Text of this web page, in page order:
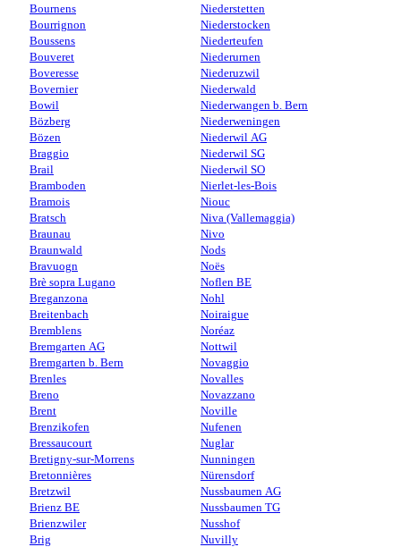
Bournens
Bourrignon
Boussens
Bouveret
Boveresse
Bovernier
Bowil
Bözberg
Bözen
Braggio
Brail
Bramboden
Bramois
Bratsch
Braunau
Braunwald
Bravuogn
Brè sopra Lugano
Breganzona
Breitenbach
Bremblens
Bremgarten AG
Bremgarten b. Bern
Brenles
Breno
Brent
Brenzikofen
Bressaucourt
Bretigny-sur-Morrens
Bretonnières
Bretzwil
Brienz BE
Brienzwiler
Brig
Niederstetten
Niederstocken
Niederteufen
Niederurnen
Niederuzwil
Niederwald
Niederwangen b. Bern
Niederweningen
Niederwil AG
Niederwil SG
Niederwil SO
Nierlet-les-Bois
Niouc
Niva (Vallemaggia)
Nivo
Nods
Noës
Noflen BE
Nohl
Noiraigue
Noréaz
Nottwil
Novaggio
Novalles
Novazzano
Noville
Nufenen
Nuglar
Nunningen
Nürensdorf
Nussbaumen AG
Nussbaumen TG
Nusshof
Nuvilly